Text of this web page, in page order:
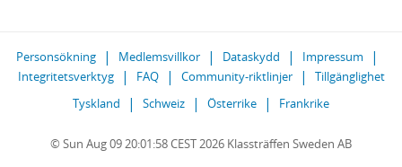
Personsökning Medlemsvillkor Dataskydd
Impressum
Integritetsverktyg
FAQ Community-riktlinjer
Tillgänglighet
Tyskland
Schweiz Österrike Frankrike
© Sun Aug 09 20:01:58 CEST 2026 Klassträffen Sweden AB